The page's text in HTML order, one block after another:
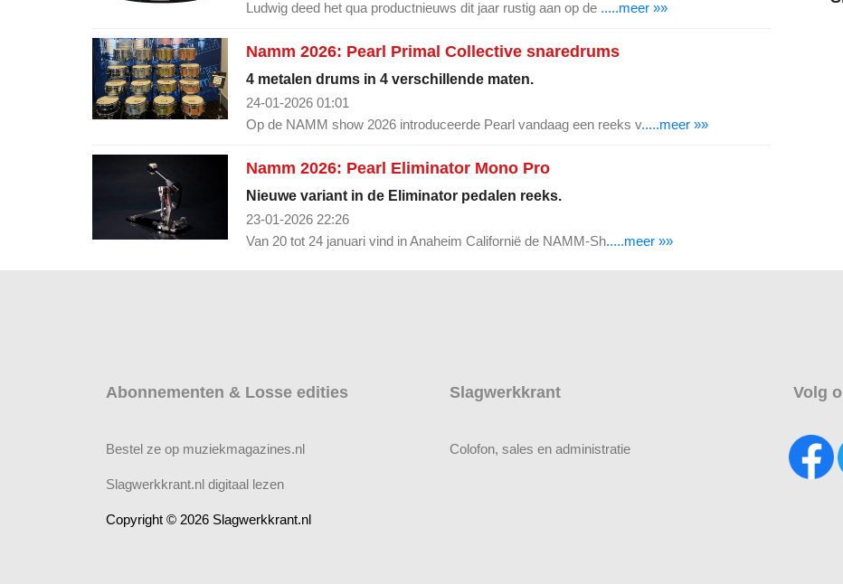
Ludwig deed het qua productnieuws dit jaar rustig aan op de .....meer »»
Namm 2026: Pearl Primal Collective snaredrums
4 metalen drums in 4 verschillende maten.
24-01-2026 01:01
Op de NAMM show 2026 introduceerde Pearl vandaag een reeks v.....meer »»
Namm 2026: Pearl Eliminator Mono Pro
Nieuwe variant in de Eliminator pedalen reeks.
23-01-2026 22:26
Van 20 tot 24 januari vind in Anaheim Californië de NAMM-Sh.....meer »»
Abonnementen & Losse edities
Bestel ze op muziekmagazines.nl
Slagwerkkrant.nl digitaal lezen
Slagwerkkrant
Colofon, sales en administratie
Volg
Copyright © 2026 Slagwerkkrant.nl